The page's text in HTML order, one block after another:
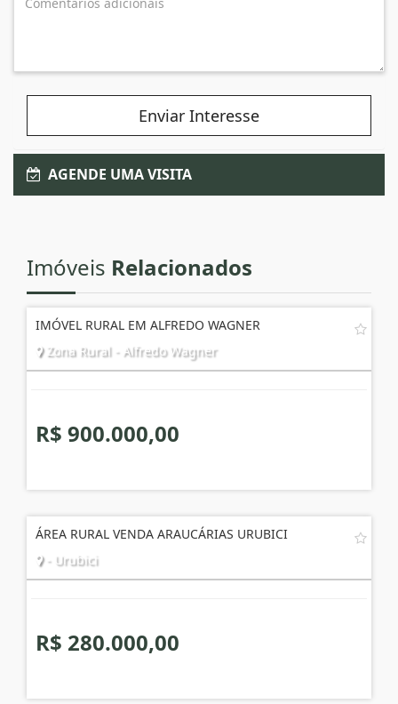
Enviar Interesse
AGENDE UMA VISITA
Imóveis Relacionados
IMÓVEL RURAL EM ALFREDO WAGNER
Zona Rural - Alfredo Wagner
R$ 900.000,00
ÁREA RURAL VENDA ARAUCÁRIAS URUBICI
- Urubici
R$ 280.000,00